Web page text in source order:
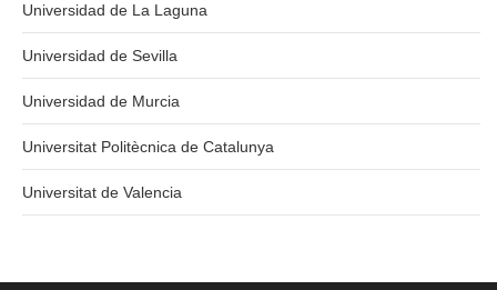
Universidad de La Laguna
Universidad de Sevilla
Universidad de Murcia
Universitat Politècnica de Catalunya
Universitat de Valencia